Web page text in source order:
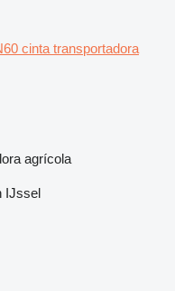
cinta transportadora
agrícola
IJssel